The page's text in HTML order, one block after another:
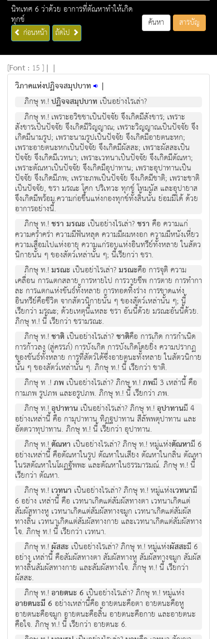
นิทเทศ 6 ว่าด้วย อาการที่ตัณหาทำให้เกิด
ทุกข์
ก่อนหน้า ถัดไป
ค้นหา สารบัญ
[Font : 15 ] | |
วิภาคแห่งปฏิจจสมุปบาท |
ภิกษุ ท.!ปฏิจจสมุปบาท เป็นอย่างไรเล่า?
ภิกษุ ท.! เพราะอวิชชาเป็นปัจจัย จึงเกิดมีสังขาร; เพราะ
สังขารเป็นปัจจัย จึงเกิดมีวิญญาณ; เพราะวิญญาณเป็นปัจจัย จึง
เกิดมีนามรูป; เพราะนามรูปเป็นปัจจัย จึงเกิดมีอายตนะหก;
เพราะอายตนะหกเป็นปัจจัย จึงเกิดมีผัสสะ; เพราะผัสสะเป็น
ปัจจัย จึงเกิดมีเวทนา; เพราะเวทนาเป็นปัจจัย จึงเกิดมีตัณหา;
เพราะตัณหาเป็นปัจจัย จึงเกิดมีอุปาทาน; เพราะอุปาทานเป็น
ปัจจัย จึงเกิดมีภพ; เพราะภพเป็นปัจจัย จึงเกิดมีชาติ; เพราะชาติ
เป็นปัจจัย, ชรา มรณะ โศก ปริเทวะ ทุกข์ โทมนัส และอุปายาส
จึงเกิดมีพร้อม.ความก่อขึ้นแห่งกองทุกข์ทั้งสิ้นนั้น ย่อมมีได้ ด้วย
อาการอย่างนี้.
ภิกษุ ท.!ชรา มรณะ เป็นอย่างไรเล่า?ชรา คือ ความแก่
ความคร่ำคร่า ความมีฟันหลุด ความมีผมหงอก ความมีหนังเหี่ยว
ความเสื่อมไปแห่งอายุ ความแก่รอบแห่งอินทรีย์ทั้งหลาย ในสัตว
นิกายนั้น ๆ ของสัตว์เหล่านั้น ๆ; นี้เรียกว่า ชรา.
ภิกษุ ท.!มรณะ เป็นอย่าไรเล่า?มรณะคือ การจุติ ความ
เคลื่อน การแตกสลาย การหายไป การวายชีพ การตาย การทำกา
ละ การแตกแห่งขันธ์ทั้งหลาย การทอดทิ้งร่าง การขาดแห่ง
อินทรีย์คือชีวิต จากสัตวนิกายนั้น ๆ ของสัตว์เหล่านั้น ๆ; นี้
เรียกว่า มรณะ; ด้วยเหตุนี้แหละ ชรา อันนี้ด้วย มรณะอันนี้ด้วย.
ภิกษุ ท.! นี้ เรียกว่า ชรามรณะ.
ภิกษุ ท.!ชาติ เป็นอย่างไรเล่า?ชาติคือ การเกิด การกำเนิด
การก้าวลง (สู่ครรภ์) การบังเกิด การบังเกิดโดยยิ่ง ความปรากฏ
ของขันธ์ทั้งหลาย การที่สัตว์ได้ซึ่งอายตนะทั้งหลาย ในสัตวนิกาย
นั้น ๆ ของสัตว์เหล่านั้น ๆ. ภิกษุ ท.! นี้ เรียกว่า ชาติ.
ภิกษุ ท .!ภพ เป็นอย่างไรเล่า? ภิกษุ ท.!ภพมี 3 เหล่านี้ คือ
กามภพ รูปภพ และอรูปภพ. ภิกษุ ท.! นี้ เรียกว่า ภพ.
ภิกษุ ท.!อุปาทาน เป็นอย่างไรเล่า? ภิกษุ ท.!อุปาทานมี 4
อย่างเหล่านี้ คือ กามุปาทาน ทิฏฐปาทาน สีลัพพตุปาทาน และ
อัตตวาทุปาทาน. ภิกษุ ท.! นี้ เรียกว่า อุปาทาน.
ภิกษุ ท.!ตัณหา เป็นอย่างไรเล่า? ภิกษุ ท.! หมู่แห่งตัณหามี 6
อย่างเหล่านี้ คือตัณหาในรูป ตัณหาในเสียง ตัณหาในกลิ่น ตัณหา
ในรสตัณหาในโผฏฐัพพะ และตัณหาในธรรมารมณ์. ภิกษุ ท.! นี้
เรียกว่า ตัณหา.
ภิกษุ ท.! เวทนา เป็นอย่างไรเล่า? ภิกษุ ท.! หมู่แห่งเวทนามี
6 อย่าง เหล่านี้ คือ เวทนาเกิดแต่สัมผัสทางตา เวทนาเกิดแต่
สัมผัสทางหู เวทนาเกิดแต่สัมผัสทางจมูก เวทนาเกิดแต่สัมผัส
ทางลิ้น เวทนาเกิดแต่สัมผัสทางกาย และเวทนาเกิดแต่สัมผัสทาง
ใจ. ภิกษุ ท.! นี้ เรียกว่า เวทนา.
ภิกษุ ท.!ผัสสะ เป็นอย่างไรเล่า? ภิกษุ ท.! หมู่แห่งผัสสะมี 6
อย่าง เหล่านี้ คือสัมผัสทางตา สัมผัสทางหู สัมผัสทางจมูก สัมผัส
ทางลิ้นสัมผัสทางกาย และสัมผัสทางใจ. ภิกษุ ท.! นี้ เรียกว่า
ผัสสะ.
ภิกษุ ท.!อายตนะ 6 เป็นอย่างไรเล่า? ภิกษุ ท.! หมู่แห่ง
อายตนะมี 6 อย่างเหล่านี้คือ อายตนะคือตา อายตนะคือหู
อายตนะคือจมูก อายตนะคือลิ้น อายตนะคือกาย และอายตนะ
คือใจ. ภิกษุ ท.! นี้ เรียกว่า อายตนะ 6.